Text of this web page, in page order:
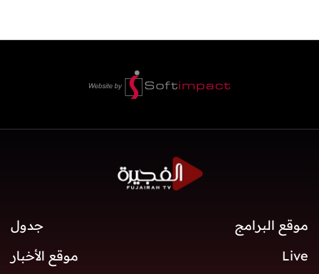
موقع البرامج
جدول
Live
موقع الأخبار